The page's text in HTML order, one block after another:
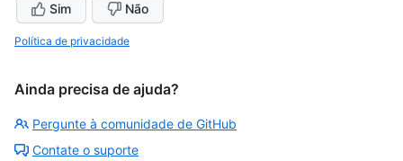
Sim Não
Política de privacidade
Ainda precisa de ajuda?
Pergunte à comunidade de GitHub
Contate o suporte